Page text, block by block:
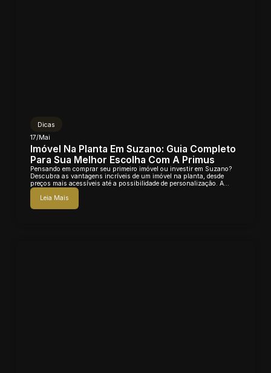
Dicas
17/Mai
Imóvel Na Planta Em Suzano: Guia Completo
Para Sua Melhor Escolha Com A Primus
Pensando em comprar seu primeiro imóvel ou investir em Suzano?
Descubra as vantagens incríveis de um imóvel na planta, desde
preços mais acessíveis até a possibilidade de personalização. A
Primus Imobiliária é...
Leia Mais